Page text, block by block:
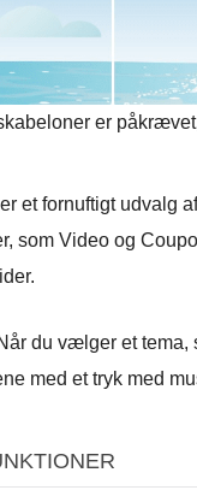
er
et fornuftigt udvalg
som Video og
du vælger et tema,
med et tryk med